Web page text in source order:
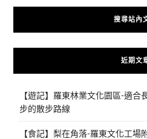
搜尋站內
近期文
【遊記】羅東林業文化園區-適合
步的散步路線
【食記】梨在角落-羅東文化工場